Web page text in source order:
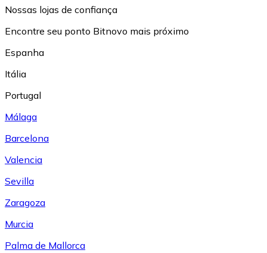
Nossas lojas de confiança
Encontre seu ponto Bitnovo mais próximo
Espanha
Itália
Portugal
Málaga
Barcelona
Valencia
Sevilla
Zaragoza
Murcia
Palma de Mallorca